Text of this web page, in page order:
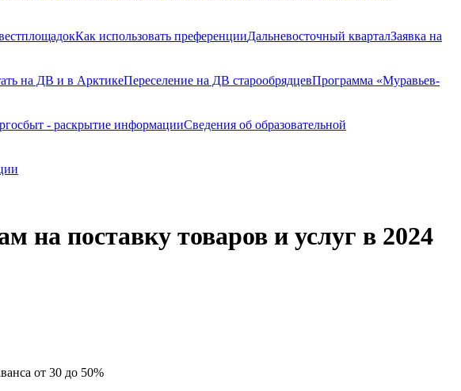
Как использовать преференцииДальневосточный кварталЗаявка на
на ДВ и в АрктикеПереселение на ДВ старообрядцевПрограмма «Муравьев-
- раскрытие информацииСведения об образовательной
на поставку товаров и услуг в 2024
от 30 до 50%